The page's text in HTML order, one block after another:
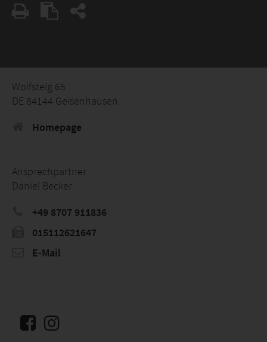
Wolfsteig 65
DE 84144 Geisenhausen
Homepage
Ansprechpartner
Daniel Becker
+49 8707 911836
015112621647
E-Mail